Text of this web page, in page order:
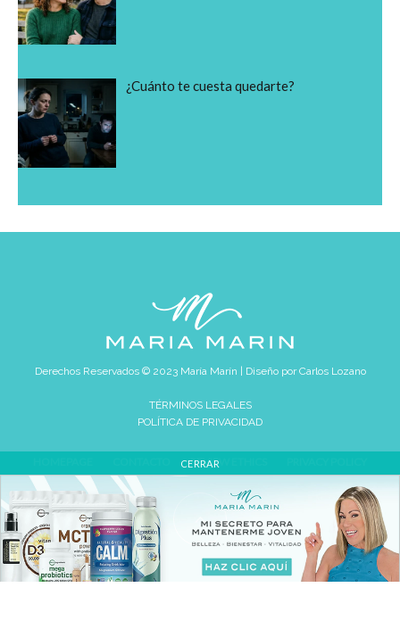
¿Cuánto te cuesta quedarte?
Derechos Reservados © 2023 María Marín | Diseño porCarlos Lozano
TÉRMINOS LEGALES
POLÍTICA DE PRIVACIDAD
REVIEW ETHICS
CERRAR